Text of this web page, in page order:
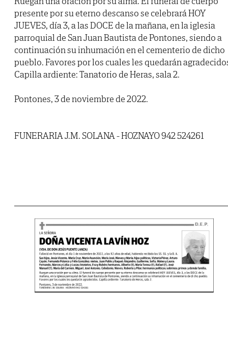
presente por su eterno descanso se celebrará HOY
JUEVES, día 3, a las DOCE de la mañana, en la iglesia
parroquial de San Juan Bautista de Pontones, siendo a
continuación su inhumación en el cementerio de dicho
pueblo. Favores por los cuales les quedarán
Capilla ardiente: Tanatorio de Heras, sala 2.
Pontones, 3 de noviembre de 2022.
FUNERARIA J.M. SOLANA - HOZNAYO 942 524261